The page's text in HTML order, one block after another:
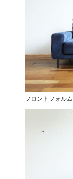
フロントフォルム